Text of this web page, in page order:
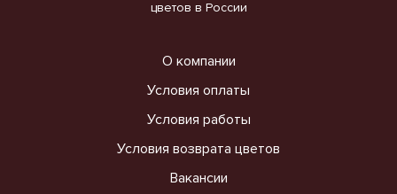
цветов в России
О компании
Условия оплаты
Условия работы
Условия возврата цветов
Вакансии